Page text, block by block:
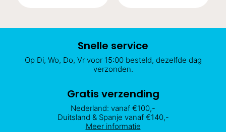
€13.95.€9.95.
€11.95.€8.95.
Snelle service
Op Di, Wo, Do, Vr voor 15:00 besteld, dezelfde dag
verzonden.
Gratis verzending
Nederland: vanaf €100,-
Duitsland & Spanje vanaf €140,-
Meer informatie